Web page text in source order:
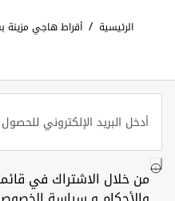
الرئيسية / أقراط هاجي مزينة
من خلال الاشتراك في